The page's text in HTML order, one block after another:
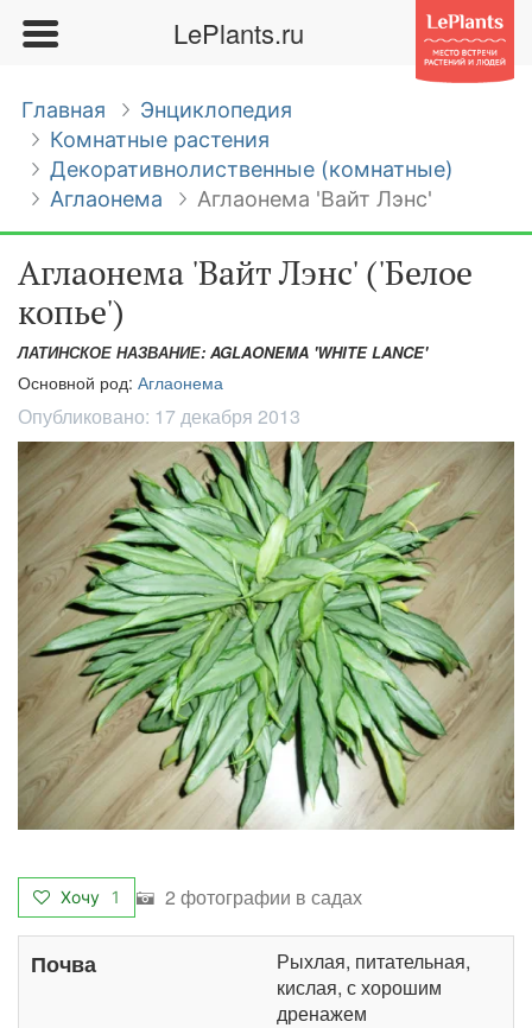
LePlants.ru
Главная
Энциклопедия
Комнатные растения
Декоративнолиственные (комнатные)
Аглаонема
Аглаонема 'Вайт Лэнс'
Аглаонема 'Вайт Лэнс' ('Белое
копье')
ЛАТИНСКОЕ НАЗВАНИЕ: AGLAONEMA 'WHITE LANCE'
Основной род: Аглаонема
Опубликовано: 17 декабря 2013
Хочу 1 2 фотографии в садах
Почва
Рыхлая, питательная,
кислая, с хорошим
дренажем